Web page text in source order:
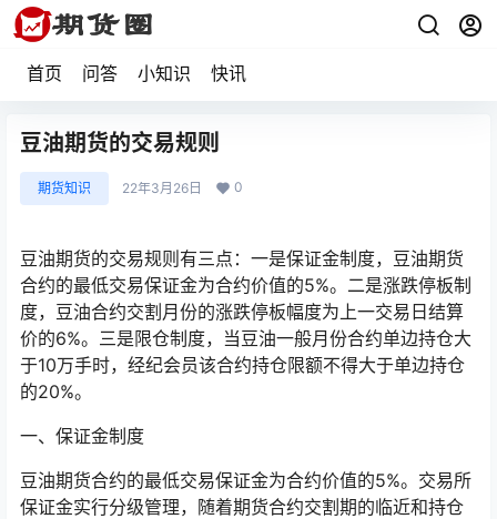
首页 问答 小知识 快讯
豆油期货的交易规则
期货知识 22年3月26日 0
豆油期货的交易规则有三点：一是保证金制度，豆油期货
合约的最低交易保证金为合约价值的5%。二是涨跌停板制
度，豆油合约交割月份的涨跌停板幅度为上一交易日结算
价的6%。三是限仓制度，当豆油一般月份合约单边持仓大
于10万手时，经纪会员该合约持仓限额不得大于单边持仓
的20%。
一、保证金制度
豆油期货合约的最低交易保证金为合约价值的5%。交易所
保证金实行分级管理，随着期货合约交割期的临近和持仓